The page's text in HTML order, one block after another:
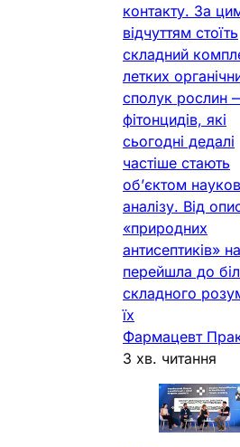
контакту. За
відчуттям стоїть
складний
летких
сполук рослин
фітонцидів, які
сьогодні дедалі
частіше стають
об’єктом
аналізу. Від
«природних
антисептиків»
перейшла до
складного
їх
Фармацевт
3 хв. читання